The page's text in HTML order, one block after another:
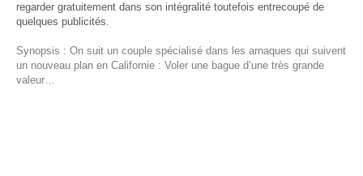
regarder gratuitement dans son intégralité toutefois entrecoupé de
quelques publicités.
Synopsis : On suit un couple spécialisé dans les arnaques qui suivent
un nouveau plan en Californie : Voler une bague d’une très grande
valeur…